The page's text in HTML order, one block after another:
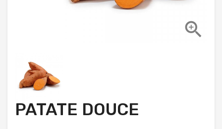

PATATE DOUCE